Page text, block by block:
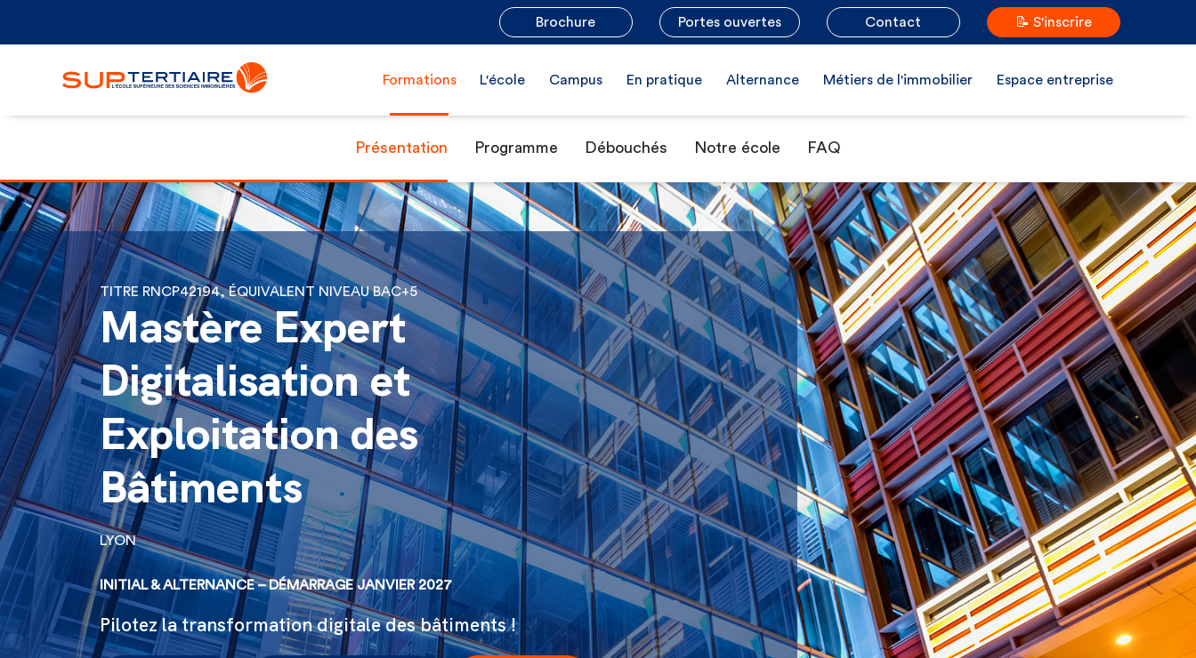
Brochure Portes ouvertes Contact 📝 S'inscrire
Formations L'école Campus En pratique Alternance Métiers de l'immobilier Espace entreprise
TITRE RNCP42194, ÉQUIVALENT NIVEAU BAC+5
Mastère Expert
Digitalisation et
Exploitation des
Bâtiments
LYON
INITIAL & ALTERNANCE – DÉMARRAGE JANVIER 2027
Pilotez la transformation digitale des bâtiments !
Présentation Programme Débouchés Notre école FAQ